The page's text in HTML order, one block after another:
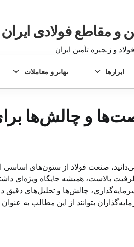
و مقاطع فولادی ایران
و زنجیره تأمین ایران
ابزارها تهاتر و معاملات
و چالش‌ها
صنعت فولاد از ستون‌های اساسی
بالاست، همیشه جایگاه ویژه‌ای
چالش‌ها و تحلیل‌های دقیق
بتوانند از این مطالب به